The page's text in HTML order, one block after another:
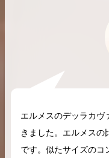
コラムをさらにみる
エルメスのデッラカヴ
きました。エルメスの
です。似たサイズのコ